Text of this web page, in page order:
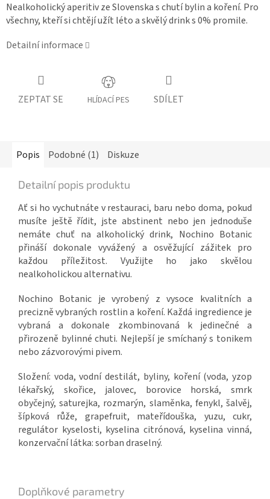
Nealkoholický aperitiv ze Slovenskas chutí bylin a koření. Pro
všechny, kteří si chtějí užít léto a skvělý drink s 0% promile.
Detailní informace
ZEPTAT SE HLÍDACÍ PES SDÍLET
Popis Podobné (1) Diskuze
Detailní popis produktu
Ať si ho vychutnáte v restauraci, baru nebo doma, pokud
musíte ještě řídit, jste abstinent nebo jen jednoduše
nemáte chuť na alkoholický drink, Nochino Botanic
přináší dokonale vyvážený a osvěžující zážitek pro
každou příležitost. Využijte ho jako skvělou
nealkoholickou alternativu.
Nochino Botanic je vyrobený z vysoce kvalitních a
precizně vybraných rostlin a koření. Každá ingredience je
vybraná a dokonale zkombinovaná k jedinečné a
přirozeně bylinné chuti. Nejlepší je smíchaný s tonikem
nebo zázvorovými pivem.
Složení: voda, vodní destilát, byliny, koření (voda, yzop
lékařský, skořice, jalovec, borovice horská, smrk
obyčejný, saturejka, rozmarýn, slaměnka, fenykl, šalvěj,
šípková růže, grapefruit, mateřídouška, yuzu, cukr,
regulátor kyselosti, kyselina citrónová, kyselina vinná,
konzervační látka: sorban draselný.
Doplňkové parametry